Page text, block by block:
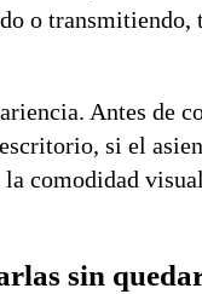
o
Antes de
si el
comodidad
sin